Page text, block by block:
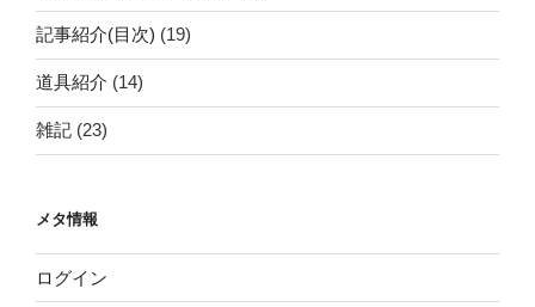
記事紹介(目次) (19)
道具紹介 (14)
雑記 (23)
メタ情報
ログイン